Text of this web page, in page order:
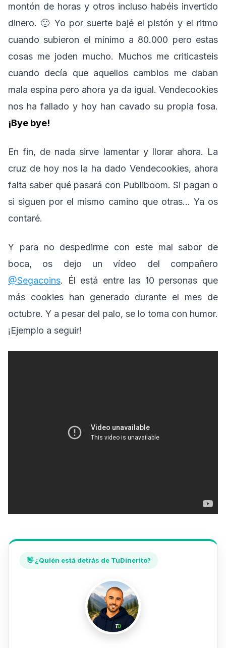
montón de horas y otros incluso habéis invertido
dinero. 🙁 Yo por suerte bajé el pistón y el ritmo
cuando subieron el mínimo a 80.000 pero estas
cosas me joden mucho. Muchos me criticasteis
cuando decía que aquellos cambios me daban
mala espina pero ahora ya da igual. Vendecookies
nos ha fallado y hoy han cavado su propia fosa.
¡Bye bye!
En fin, de nada sirve lamentar y llorar ahora. La
cruz de hoy nos la ha dado Vendecookies, ahora
falta saber qué pasará con Publiboom. Si pagan o
si siguen por el mismo camino que otras… Ya os
contaré.
Y para no despedirme con este mal sabor de
boca, os dejo un vídeo del compañero
@Segacoins. Él está entre las 10 personas que
más cookies han generado durante el mes de
octubre. Y a pesar del palo, se lo toma con humor.
¡Ejemplo a seguir!
👋 ¿Quién está detrás de TuDinerito?